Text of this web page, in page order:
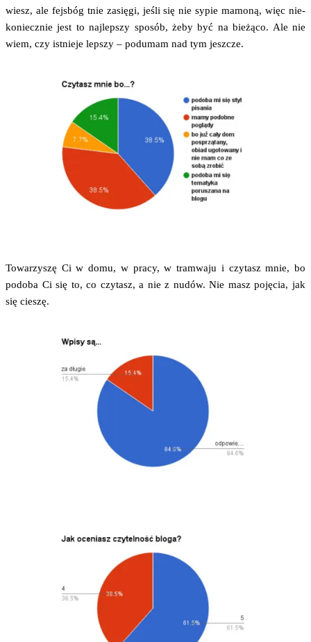
wiesz, ale fejs­bóg tnie zasię­gi, jeśli się nie sypie mamo­ną, więc nie­
ko­niecz­nie jest to naj­lep­szy spo­sób, żeby być na bie­żą­co. Ale nie
wiem, czy ist­nie­je lep­szy – podu­mam nad tym jeszcze.
Towa­rzy­szę Ci w domu, w pra­cy, w tram­wa­ju i czy­tasz mnie, bo
podo­ba Ci się to, co czy­tasz, a nie z nudów. Nie masz poję­cia, jak
się cieszę.